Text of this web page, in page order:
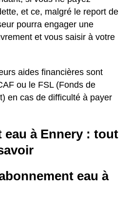
et ce, malgré le report de
pourra engager une
et vous saisir à votre
aides financières sont
ou le FSL (Fonds de
en cas de difficulté à payer
eau à Ennery : tout
eau à